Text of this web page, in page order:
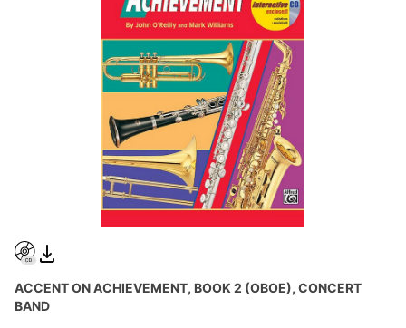
ACCENT ON ACHIEVEMENT, BOOK 2 (OBOE), CONCERT
BAND